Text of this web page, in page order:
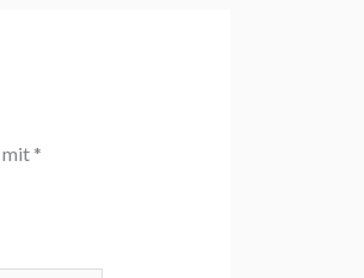
mit *